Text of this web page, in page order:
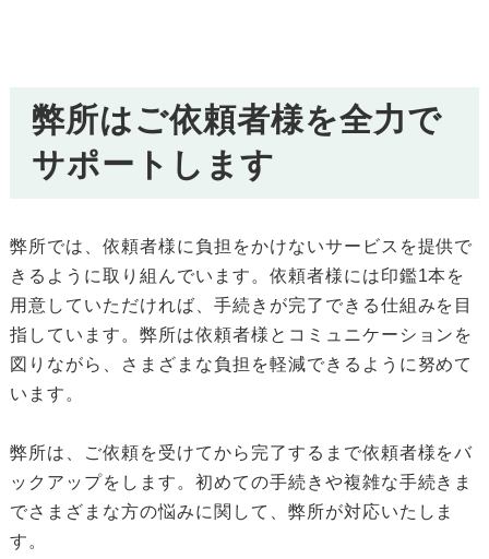
弊所はご依頼者様を全力で
サポートします
弊所では、依頼者様に負担をかけないサービスを提供で
きるように取り組んでいます。依頼者様には印鑑1本を
用意していただければ、手続きが完了できる仕組みを目
指しています。弊所は依頼者様とコミュニケーションを
図りながら、さまざまな負担を軽減できるように努めて
います。
弊所は、ご依頼を受けてから完了するまで依頼者様をバ
ックアップをします。初めての手続きや複雑な手続きま
でさまざまな方の悩みに関して、弊所が対応いたしま
す。